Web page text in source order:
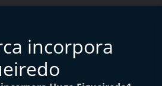
Oficinas
incorpora